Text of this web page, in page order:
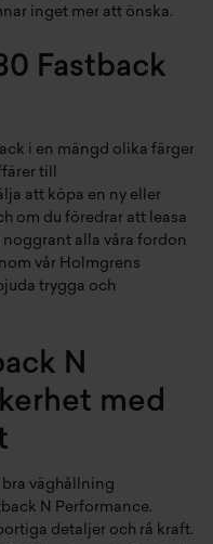
inget mer att önska.
Fastback
i en mängd olika färger
till
att köpa en ny eller
om du föredrar att leasa
alla våra fordon
vår Holmgrens
trygga och
N
med
väghållning
N Performance.
detaljer och rå kraft.